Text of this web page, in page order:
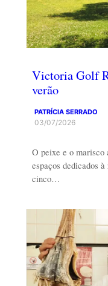
Victoria Golf
verão
PATRÍCIA SERRADO
03/07/2026
O peixe e o marisco
espaços dedicados
cinco…